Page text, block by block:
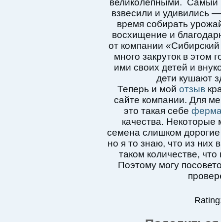
великолепными. Самый
взвесили и удивились
время собирать
восхищение и
от компании
много закруток в этом
ими своих детей и
дети кушают
Теперь и мой отзыв
сайте компании. Для
это такая себе
качества. Некоторые
семена слишком
но я то знаю, что из них
таком количестве,
Поэтому могу